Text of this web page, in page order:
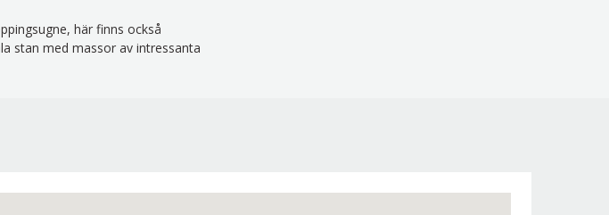
här finns också
stan med massor av intressanta